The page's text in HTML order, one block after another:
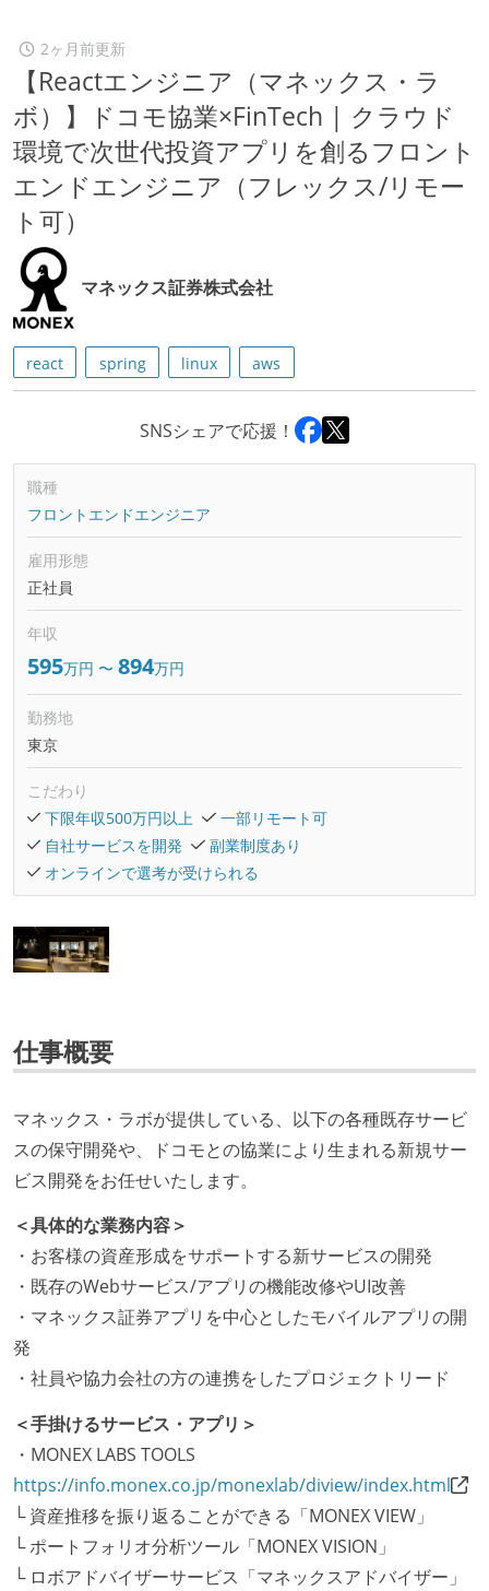
2ヶ月前更新
【Reactエンジニア（マネックス・ラ
ボ）】ドコモ協業×FinTech | クラウド
環境で次世代投資アプリを創るフロント
エンドエンジニア（フレックス/リモー
ト可）
マネックス証券株式会社
react spring linux aws
SNSシェアで応援！
職種
フロントエンドエンジニア
雇用形態
正社員
年収
595万円 〜 894万円
勤務地
東京
こだわり
下限年収500万円以上
一部リモート可
自社サービスを開発
副業制度あり
オンラインで選考が受けられる
仕事概要
マネックス・ラボが提供している、以下の各種既存サービ
スの保守開発や、ドコモとの協業により生まれる新規サー
ビス開発をお任せいたします。
＜具体的な業務内容＞
・お客様の資産形成をサポートする新サービスの開発
・既存のWebサービス/アプリの機能改修やUI改善
・マネックス証券アプリを中心としたモバイルアプリの開
発
・社員や協力会社の方の連携をしたプロジェクトリード
＜手掛けるサービス・アプリ＞
・MONEX LABS TOOLS
https://info.monex.co.jp/monexlab/diview/index.html
└ 資産推移を振り返ることができる「MONEX VIEW」
└ ポートフォリオ分析ツール「MONEX VISION」
└ ロボアドバイザーサービス「マネックスアドバイザー」